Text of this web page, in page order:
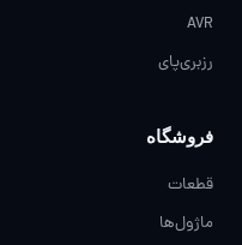
AVR
رزبری‌پای
فروشگاه
قطعات
ماژول‌ها